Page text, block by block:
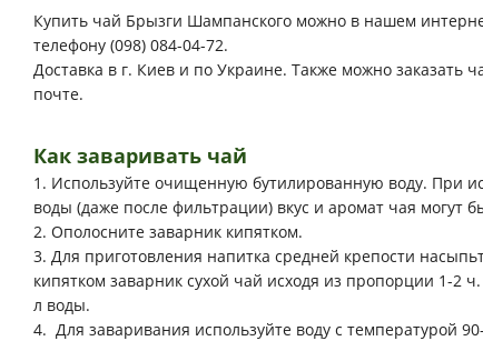
Купить чай Брызги Шампанского можно в нашем
телефону (098) 084-04-72.
Доставка в г. Киев и по Украине. Также можно заказать
почте.
Как заваривать чай
1. Используйте очищенную бутилированную воду. При
воды (даже после фильтрации) вкус и аромат чая могут
2. Ополосните заварник кипятком.
3. Для приготовления напитка средней крепости
кипятком заварник сухой чай исходя из пропорции 1-2
л воды.
4. Для заваривания используйте воду с температурой